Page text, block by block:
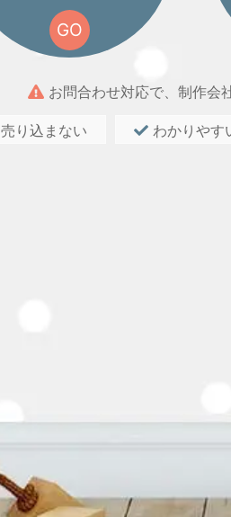
GO
お問合わせ対応で、制作会
売り込まない わかりやす